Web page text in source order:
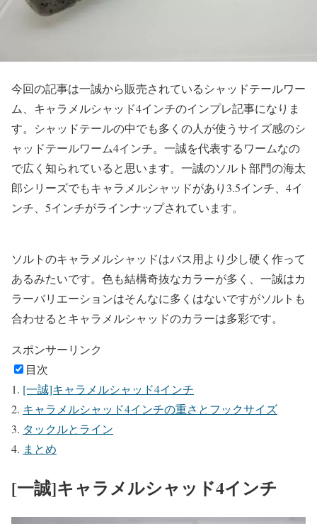
今回の記事は一誠から販売されているシャッドテールワー
ム、キャラメルシャッド4インチのインプレ記事になりま
す。シャッドテールの中でも多くの人が使うサイズ感のシ
ャッドテールワーム4インチ。一誠を代表するワームなの
で広く知られていると思います。一誠のソルト部門の海太
郎シリーズでもキャラメルシャッドがあり3.5インチ、4イ
ンチ、5インチがラインナップされています。
ソルトのキャラメルシャッドはバス用より少し硬く作って
あるみたいです。色も結構奇抜なカラーが多く、一誠はカ
ラーバリエーションはそんなに多くはないですがソルトも
合わせるとキャラメルシャッドのカラーは多彩です。
スポンサーリンク
目次
[一誠]キャラメルシャッド4インチ
キャラメルシャッド4インチの重さとフックサイズ
タックルとライン
まとめ
[一誠]キャラメルシャッド4インチ